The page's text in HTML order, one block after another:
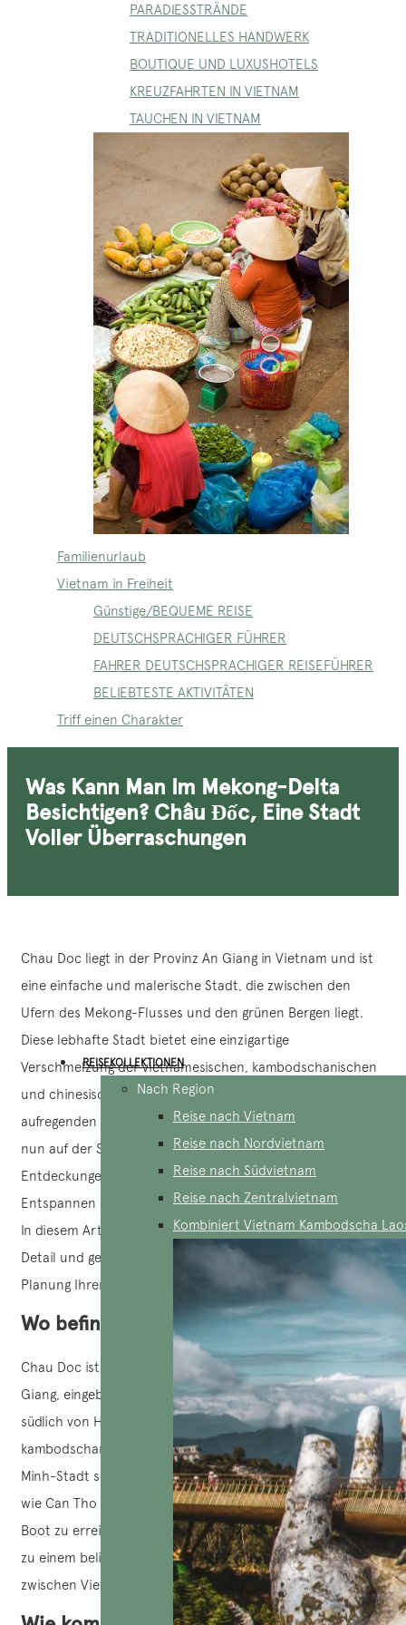
PARADIESSTRÄNDE
TRADITIONELLES HANDWERK
BOUTIQUE UND LUXUSHOTELS
KREUZFAHRTEN IN VIETNAM
TAUCHEN IN VIETNAM
Familienurlaub
Vietnam in Freiheit
Günstige/BEQUEME REISE
DEUTSCHSPRACHIGER FÜHRER
FAHRER DEUTSCHSPRACHIGER REISEFÜHRER
BELIEBTESTE AKTIVITÄTEN
Triff einen Charakter
REISEKOLLEKTIONEN
Nach Region
Reise nach Vietnam
Reise nach Nordvietnam
Reise nach Südvietnam
Reise nach Zentralvietnam
Kombiniert Vietnam Kambodscha
Was Kann Man Im Mekong-Delta
Besichtigen? Châu Đốc, Eine Stadt
Voller Überraschungen
Chau Doc liegt in der Provinz An Giang in Vietnam und ist
eine einfache und malerische Stadt, die zwischen den
Ufern des Mekong-Flusses und den grünen Bergen liegt.
Diese lebhafte Stadt bietet eine einzigartige
Verschmelzung der vietnamesischen, kambodschanischen
und chinesischen Kulturen sowie eine Vielzahl an
aufregenden Aktivitäten, die es zu erkunden gilt. Ob Sie
nun auf der Suche nach Abenteuern im Freien, kulturellen
Entdeckungen oder einfach nur einem Ort zum
Entspannen sind, Chau Doc erfüllt alle Bedürfnisse.
In diesem Artikel erkunden wir diese charmante Stadt im
Detail und geben Ihnen alle Informationen, die Sie für die
Planung Ihrer Reise nach Chau Doc benötigen.
Wo befindet sich Chau Doc?
Chau Doc ist eine charmante Kleinstadt in der Provinz An
Giang, eingebettet in das Mekong-Delta, nur 250 Kilometer
südlich von Ho Chi Minh-Stadt und nur 5 Kilometer von der
kambodschanischen Grenze entfernt. Sie ist von Ho-Chi-
Minh-Stadt sowie von anderen nahe gelegenen Städten
wie Can Tho und Rach Gia aus leicht mit dem Bus oder
Boot zu erreichen. Seine Nähe zu Kambodscha macht es
zu einem beliebten Zwischenstopp für Reisende, die
zwischen Vietnam und Kambodscha unterwegs sind.